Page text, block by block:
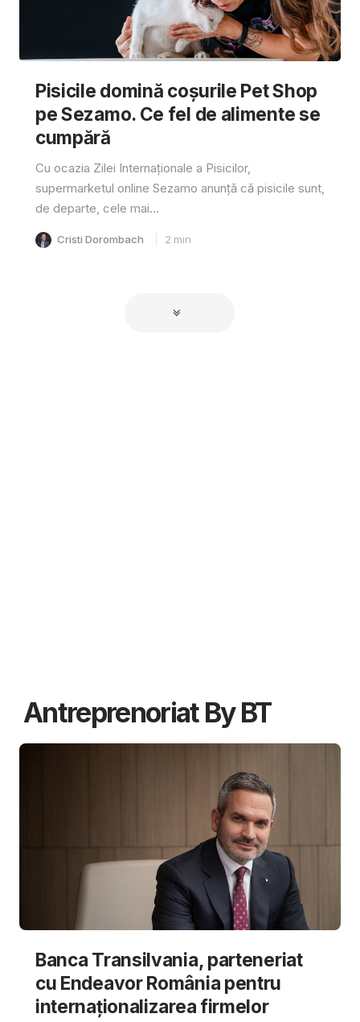
Pisicile domină coșurile Pet Shop
pe Sezamo. Ce fel de alimente se
cumpără
Cu ocazia Zilei Internaționale a Pisicilor,
supermarketul online Sezamo anunță că pisicile sunt,
de departe, cele mai...
Cristi Dorombach 2 min
Antreprenoriat By BT
Banca Transilvania, parteneriat
cu Endeavor România pentru
internaționalizarea firmelor